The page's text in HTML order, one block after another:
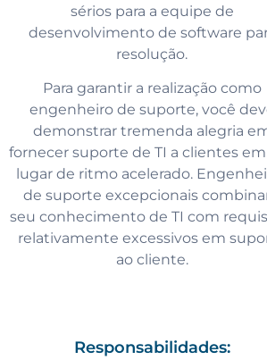
sérios para a equipe de
desenvolvimento de software
resolução.
Para garantir a realização como
engenheiro de suporte, você
demonstrar tremenda alegria
fornecer suporte de TI a clientes
lugar de ritmo acelerado.
de suporte excepcionais
seu conhecimento de TI com
relativamente excessivos em
ao cliente.
Responsabilidades: